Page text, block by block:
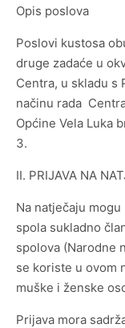
Opis poslova
Poslovi kustosa
druge zadaće u
Centra, u skladu s
načinu rada
Općine Vela Luka
3.
II. PRIJAVA NA
Na natječaju
spola sukladno
spolova (Narodne
se koriste u ovom
muške i ženske
Prijava mora